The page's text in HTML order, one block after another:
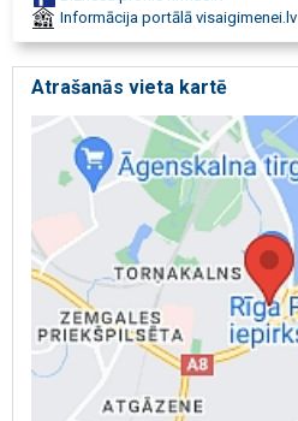
Informācija portālā visaigimenei.lv
Atrašanās vieta kartē